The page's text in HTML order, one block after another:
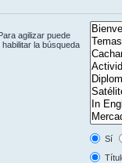
agilizar puede
la búsqueda
Sí